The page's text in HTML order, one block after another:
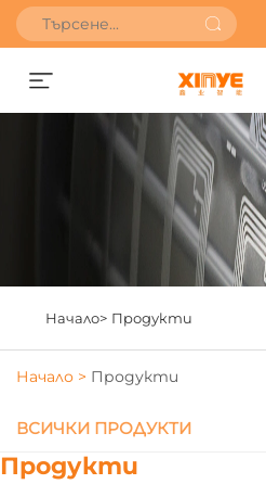
Начало> Продукти
Начало > Продукти
ВСИЧКИ ПРОДУКТИ
Продукти